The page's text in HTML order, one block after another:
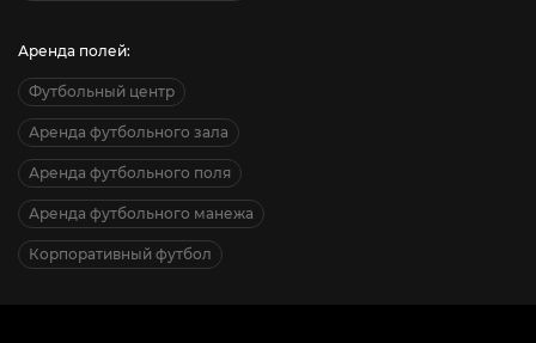
Аренда полей:
Футбольный центр
Аренда футбольного зала
Аренда футбольного поля
Аренда футбольного манежа
Корпоративный футбол